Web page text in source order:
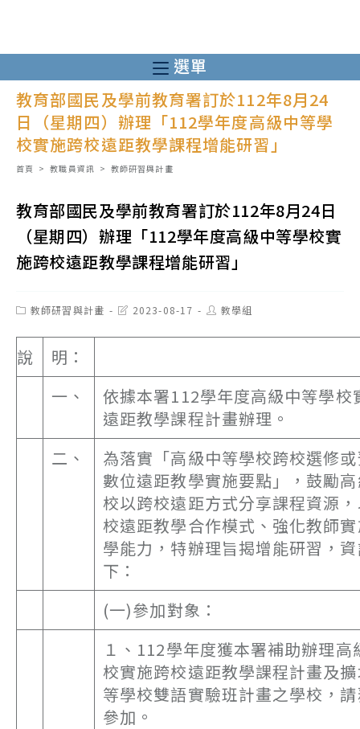
至
主
要
選單
教育部國民及學前教育署訂於112年8月24
日（星期四）辦理「112學年度高級中等學
校實施跨校遠距教學課程增能研習」
首頁 > 教職員資訊 > 教師研習與計畫
教育部國民及學前教育署訂於112年8月24日
（星期四）辦理「112學年度高級中等學校實
施跨校遠距教學課程增能研習」
Post教師研習與計畫
Post2023-08-17
Post教學組
說
明：
一、
依據本署112學年度高級中等學校
遠距教學課程計畫辦理。
二、
為落實「高級中等學校跨校選修
數位遠距教學實施要點」，鼓勵
校以跨校遠距方式分享課程資源
校遠距教學合作模式、強化教師
學能力，特辦理旨揭增能研習，
下：
(一)參加對象：
１、112學年度獲本署補助辦理高
校實施跨校遠距教學課程計畫及
等學校雙語實驗班計畫之學校，
參加。